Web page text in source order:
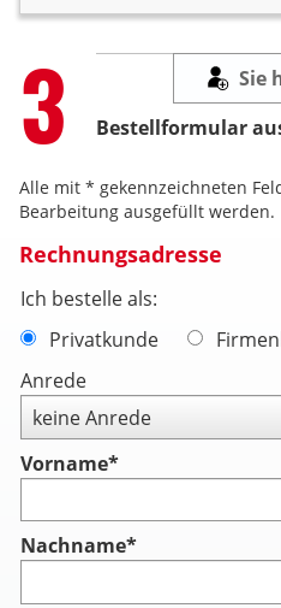
Step
3 Bestellformular
Sie
Alle mit * gekennzeichneten
Bearbeitung ausgefüllt werden.
Rechnungsadresse
Ich bestelle als:
Privatkunde
Anrede
Vorname*
Nachname*